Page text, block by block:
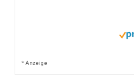
* Anzeige